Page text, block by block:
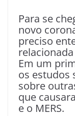
Para se
novo
preciso
Em um
os estudos
sobre
que
e o MERS.